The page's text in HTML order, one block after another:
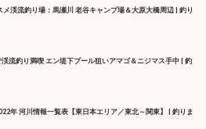
メ渓流釣り場：馬瀬川 老谷キャンプ場＆大原大橋周辺 | 釣り
流釣り満喫 エン堤下プール狙いアマゴ＆ニジマス手中 | 釣
年 河川情報一覧表【東日本エリア／東北～関東】 | 釣りま